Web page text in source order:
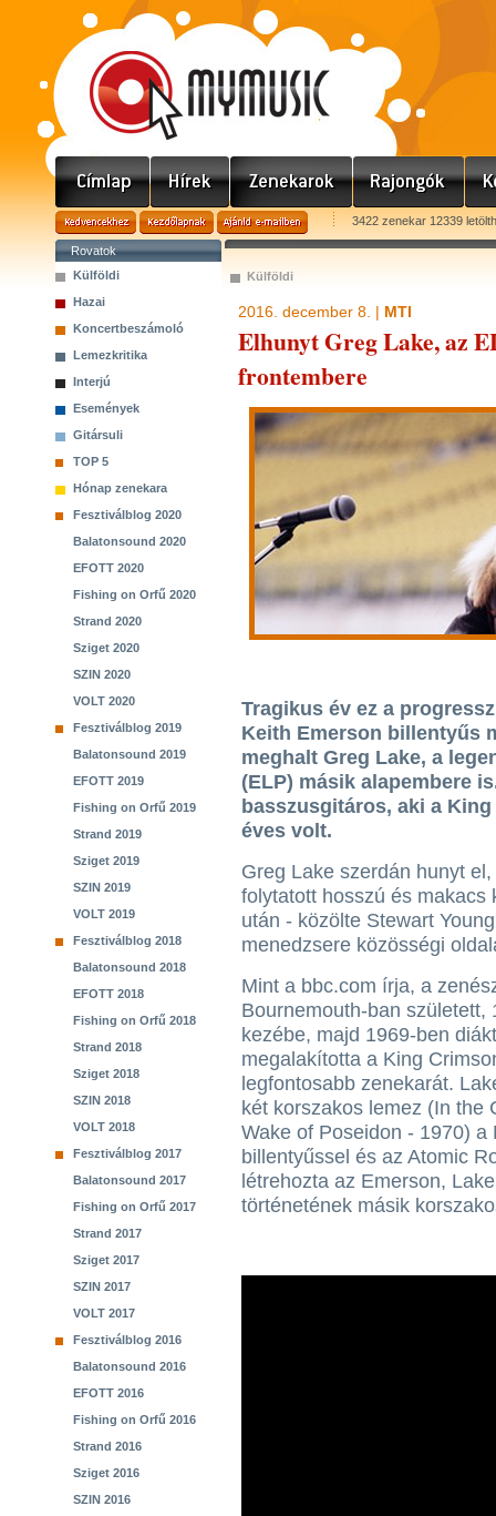
3422 zenekar 12339
Rovatok
Külföldi
Hazai
Koncertbeszámoló
Lemezkritika
Interjú
Események
Gitársuli
TOP 5
Hónap zenekara
Fesztiválblog 2020
Balatonsound 2020
EFOTT 2020
Fishing on Orfű 2020
Strand 2020
Sziget 2020
SZIN 2020
VOLT 2020
Fesztiválblog 2019
Balatonsound 2019
EFOTT 2019
Fishing on Orfű 2019
Strand 2019
Sziget 2019
SZIN 2019
VOLT 2019
Fesztiválblog 2018
Balatonsound 2018
EFOTT 2018
Fishing on Orfű 2018
Strand 2018
Sziget 2018
SZIN 2018
VOLT 2018
Fesztiválblog 2017
Balatonsound 2017
Fishing on Orfű 2017
Strand 2017
Sziget 2017
SZIN 2017
VOLT 2017
Fesztiválblog 2016
Balatonsound 2016
EFOTT 2016
Fishing on Orfű 2016
Strand 2016
Sziget 2016
SZIN 2016
Külföldi
2016. december 8. | MTI
Elhunyt Greg Lake, az
frontembere
Tragikus év ez a
Keith Emerson billentyűs
meghalt Greg Lake, a
(ELP) másik alapembere
basszusgitáros, aki a
éves volt.
Greg Lake szerdán hunyt
folytatott hosszú és makacs
után - közölte Stewart
menedzsere közösségi
Mint a bbc.com írja, a
Bournemouth-ban
kezébe, majd 1969-ben
megalakította a King
legfontosabb zenekarát.
két korszakos lemez (In the
Wake of Poseidon - 1970)
billentyűssel és az Atomic
létrehozta az Emerson,
történetének másik